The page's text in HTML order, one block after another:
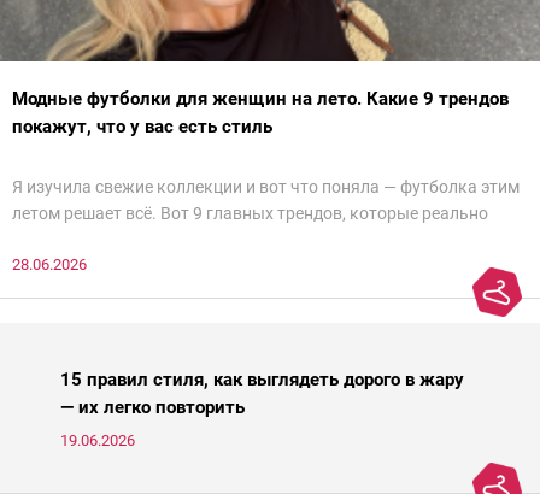
Модные футболки для женщин на лето. Какие 9 трендов
покажут, что у вас есть стиль
Я изучила свежие коллекции и вот что поняла — футболка этим
летом решает всё. Вот 9 главных трендов, которые реально
лайки и подписка!
28.06.2026
15 правил стиля, как выглядеть дорого в жару
— их легко повторить
19.06.2026